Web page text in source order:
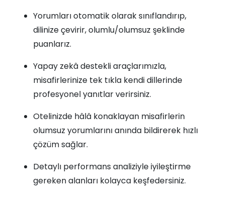
Yorumları otomatik olarak sınıflandırıp,
dilinize çevirir, olumlu/olumsuz şeklinde
puanlarız.
Yapay zekâ destekli araçlarımızla,
misafirlerinize tek tıkla kendi dillerinde
profesyonel yanıtlar verirsiniz.
Otelinizde hâlâ konaklayan misafirlerin
olumsuz yorumlarını anında bildirerek hızlı
çözüm sağlar.
Detaylı performans analiziyle iyileştirme
gereken alanları kolayca keşfedersiniz.